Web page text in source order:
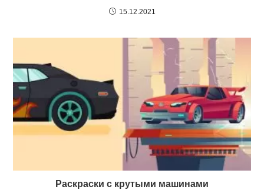
15.12.2021
Раскраски с крутыми машинами